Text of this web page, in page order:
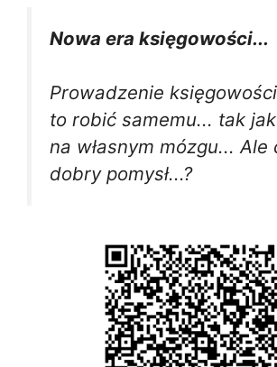
Nowa era księgowości...
Prowadzenie
to robić samemu... tak
na własnym mózgu... Ale
dobry pomysł...?